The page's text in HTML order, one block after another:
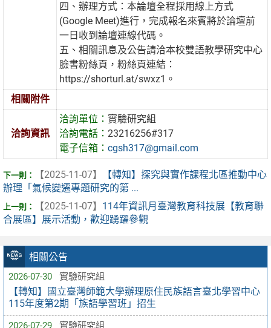
相關公告
2026-07-30 實驗研究組
【轉知】國立臺灣師範大學辦理原住民族語言臺北學習中心
115年度第2期「族語學習班」招生
2026-07-29 實驗研究組
四、辦理方式：本論壇全程採用線上方式
(Google Meet)進行，完成報名來賓將於論壇前
一日收到論壇連線代碼。
五、相關訊息及公告請洽本校雙語教學研究中心
臉書粉絲頁，粉絲頁連結：
https://shorturl.at/swxz1。
相關附件
洽詢資訊
洽詢單位：實驗研究組
洽詢電話：23216256#317
電子信箱：cgsh317@gmail.com
【2025-11-07】
【轉知】探究與實作課程北區推動中心
辦理「氣候變遷專題研究的第 ...
【2025-11-07】 114年資訊月臺灣教育科技展【教育聯
合展區】展示活動，歡迎踴躍參觀